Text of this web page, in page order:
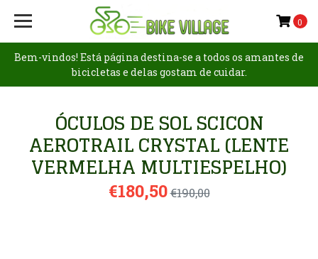
Bem-vindos! Está página destina-se a todos os amantes de
bicicletas e delas gostam de cuidar.
0
ÓCULOS DE SOL SCICON
AEROTRAIL CRYSTAL (LENTE
VERMELHA MULTIESPELHO)
€180,50€190,00